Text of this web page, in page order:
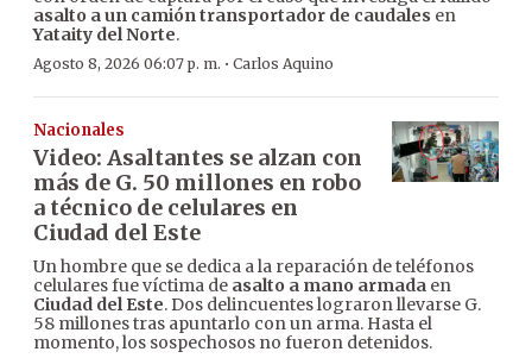
asalto a un camión transportador de caudales en
Yataity del Norte.
Agosto 8, 2026 06:07 p. m. · Carlos Aquino
Nacionales
Video: Asaltantes se alzan con
más de G. 50 millones en robo
a técnico de celulares en
Ciudad del Este
Un hombre que se dedica a la reparación de teléfonos
celulares fue víctima de asalto a mano armada en
Ciudad del Este. Dos delincuentes lograron llevarse G.
58 millones tras apuntarlo con un arma. Hasta el
momento, los sospechosos no fueron detenidos.